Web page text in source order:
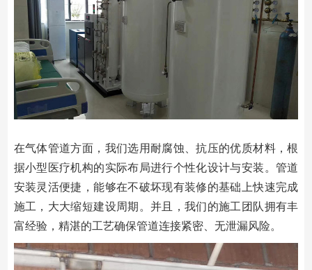
在气体管道方面，我们选用耐腐蚀、抗压的优质材料，根
据小型医疗机构的实际布局进行个性化设计与安装。管道
安装灵活便捷，能够在不破坏现有装修的基础上快速完成
施工，大大缩短建设周期。并且，我们的施工团队拥有丰
富经验，精湛的工艺确保管道连接紧密、无泄漏风险。